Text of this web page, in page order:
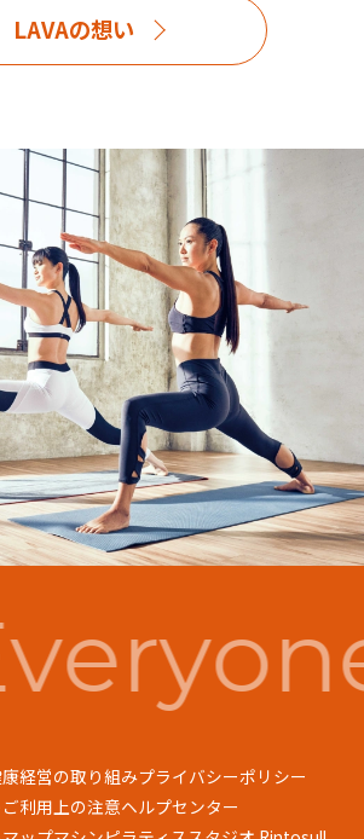
LAVAの想い
経営の取り組みプライバシーポリシー
利用上の注意ヘルプセンター